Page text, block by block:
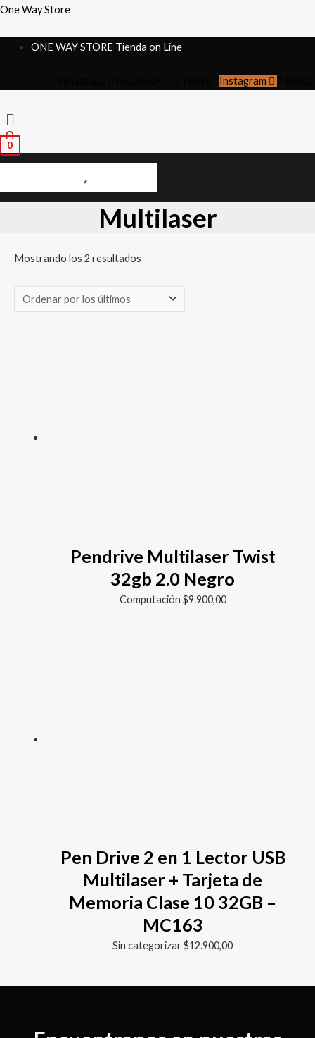
Ir
contenido
One Way Store
ONE WAY STORE Tienda on Line
Instagram
Menú
0
Multilaser
Mostrando los 2 resultados
los
Pendrive Multilaser Twist
32gb 2.0 Negro
Computación $9.900,00
Pen Drive 2 en 1 Lector USB
Multilaser + Tarjeta de
Memoria Clase 10 32GB –
MC163
Sin categorizar$12.900,00